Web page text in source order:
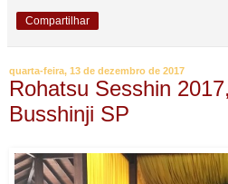
Compartilhar
quarta-feira, 13 de dezembro de 2017
Rohatsu Sesshin
Busshinji SP